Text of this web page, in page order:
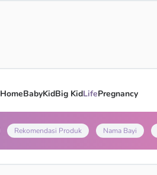
HomeBabyKidBig KidLifePregnancy
Rekomendasi Produk Nama Bayi